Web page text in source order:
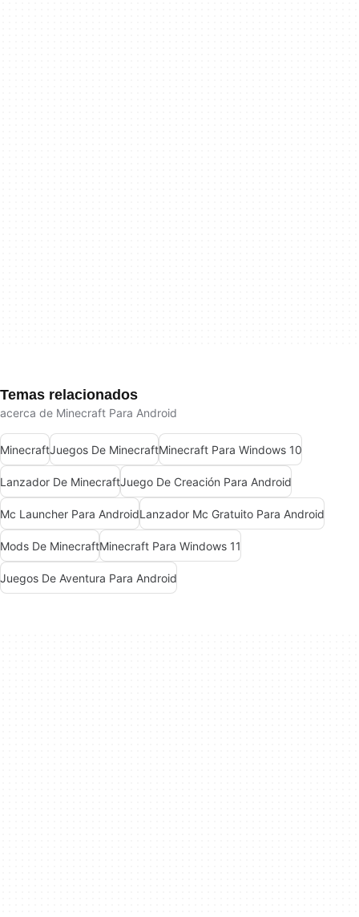
Temas relacionados
acerca de Minecraft Para Android
MinecraftJuegos De MinecraftMinecraft Para Windows 10
Lanzador De MinecraftJuego De Creación Para Android
Mc Launcher Para AndroidLanzador Mc Gratuito Para Android
Mods De MinecraftMinecraft Para Windows 11
Juegos De Aventura Para Android